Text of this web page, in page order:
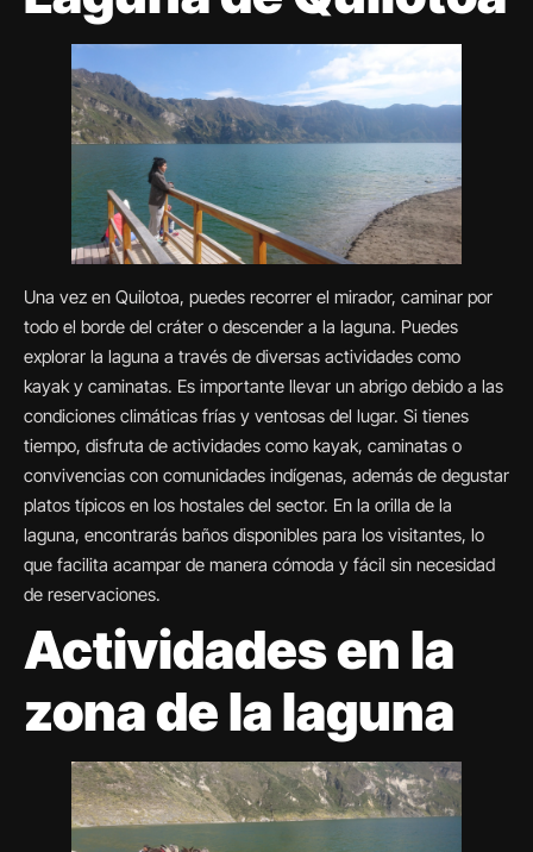
Una vez en Quilotoa, puedes recorrer el mirador, caminar por
todo el borde del cráter o descender a la laguna. Puedes
explorar la laguna a través de diversas actividades como
kayak y caminatas. Es importante llevar un abrigo debido a las
condiciones climáticas frías y ventosas del lugar. Si tienes
tiempo, disfruta de actividades como kayak, caminatas o
convivencias con comunidades indígenas, además de degustar
platos típicos en los hostales del sector. En la orilla de la
laguna, encontrarás baños disponibles para los visitantes, lo
que facilita acampar de manera cómoda y fácil sin necesidad
de reservaciones.
Actividades en la
zona de la laguna